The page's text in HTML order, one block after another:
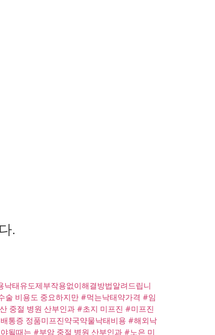
.
낙태유도제부작용없이해결방법알려드립니
술 비용도 중요하지만 #먹는낙태약가격 #임
중절 병원 산부인과 #초지 미프진 #미프진
통증 정품미프진약국약물낙태비용 #해외낙
될때는 #부암 중절 병원 산부인과 #노은 미